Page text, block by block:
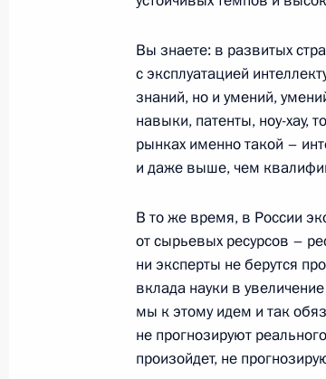
Начало встречи с
25 октября 2004 года, 17:03
22 октября 2004 года,
Начало совещания по
21 октября 2004 года,
Начало встречи с
совета директоров
Вы знаете: в развитых
с эксплуатацией
знаний, но и умений,
навыки, патенты, ноу-хау,
рынках именно такой –
и даже выше, чем
В то же время, в России
от сырьевых ресурсов –
ни эксперты не берутся
вклада науки в
мы к этому идем и так
не прогнозируют
произойдет, не